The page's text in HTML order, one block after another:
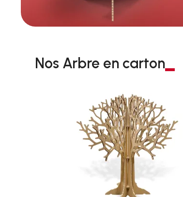
Nos Arbre en carton